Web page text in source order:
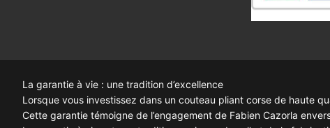
La garantie à vie : une tradition d’excellence
Lorsque vous investissez dans un couteau pliant corse de haute
Cette garantie témoigne de l’engagement de Fabien Cazorla